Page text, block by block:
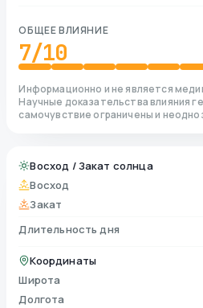
ОБЩЕЕ ВЛИЯНИЕ
7/10
Информационно и не является
Научные доказательства влияния
самочувствие ограничены и
Восход / Закат солнца
Восход
Закат
Длительность дня
Координаты
Широта
Долгота